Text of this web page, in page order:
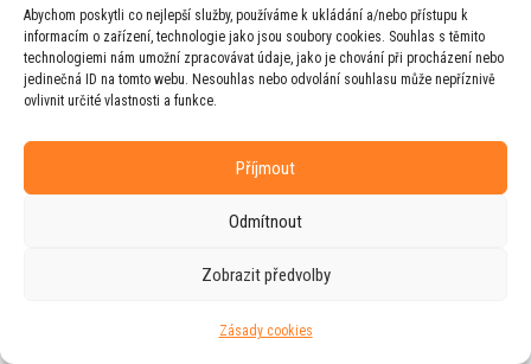
Abychom poskytli co nejlepší služby, používáme k ukládání a/nebo přístupu k
informacím o zařízení, technologie jako jsou soubory cookies. Souhlas s těmito
technologiemi nám umožní zpracovávat údaje, jako je chování při procházení nebo
jedinečná ID na tomto webu. Nesouhlas nebo odvolání souhlasu může nepříznivě
ovlivnit určité vlastnosti a funkce.
Příjmout
Odmítnout
Zobrazit předvolby
Zásady cookies
© 2026 Jiří Horecký – Osobní stránky Jiřího
Horeckého
Web vytvořila firma